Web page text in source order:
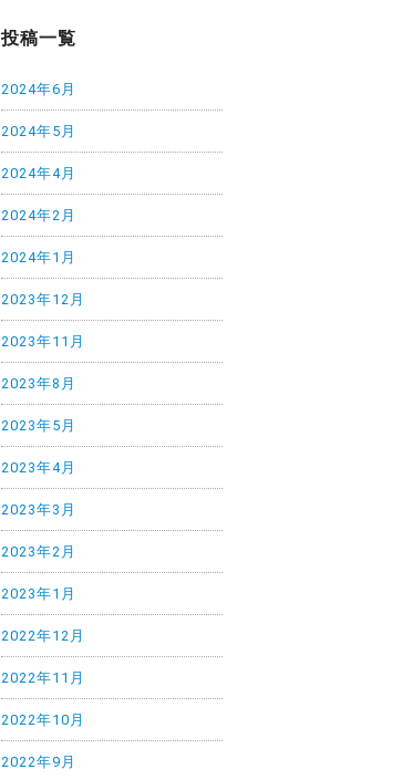
投稿一覧
2024年6月
2024年5月
2024年4月
2024年2月
2024年1月
2023年12月
2023年11月
2023年8月
2023年5月
2023年4月
2023年3月
2023年2月
2023年1月
2022年12月
2022年11月
2022年10月
2022年9月